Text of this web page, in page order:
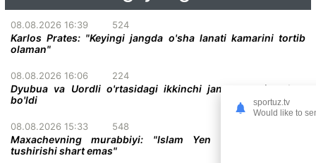
08.08.2026 16:39 524
Karlos Prates: "Keyingi jangda o'sha lanati kamarini tortib
olaman"
08.08.2026 16:06 224
Dyubua va Uordli o'rtasidagi ikkinchi jang sanasi malum
bo'ldi
08.08.2026 15:33 548
Maxachevning murabbiyi: "Islam Yen Gerrini parterga
tushirishi shart emas"
sportuz.tv
Would like to